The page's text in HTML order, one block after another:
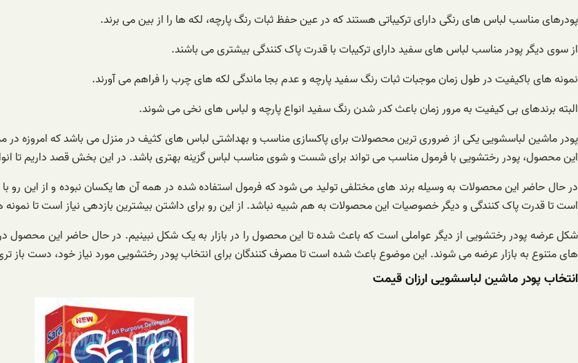
پودرهای مناسب لباس های رنگی دارای ترکیباتی هستند که در عین حفظ ثبات رنگ پارچه، لکه ها را از بین می برند.
از سوی دیگر پودر مناسب لباس های سفید دارای ترکیبات با قدرت پاک کنندگی بیشتری می باشند.
نمونه های باکیفیت در طول زمان موجبات ثبات رنگ سفید پارچه و عدم بجا ماندگی لکه های چرب را فراهم می آورند.
البته برندهای بی کیفیت به مرور زمان باعث کدر شدن رنگ سفید انواع پارچه و لباس های نخی می شوند.
پودر ماشین لباسشویی یکی از ضروری ترین محصولات برای پاکسازی مناسب و بهداشتی لباس های کثیف در منزل می باشد که امروزه در
این محصول، پودر رختشویی با فرمول مناسب می تواند برای شست و شوی مناسب لباس گزینه بهتری باشد. در این بخش قصد داریم تا
در حال حاضر این محصولات به وسیله برند های مختلفی تولید می شود که فرمول استفاده شده در همه آن ها یکسان نبوده و از این رو
است تا قدرت پاک ‌کنندگی و دیگر خصوصیات این محصولات به هم شبیه نباشد. از این رو برای داشتن بیشترین بازدهی نیاز است تا
شکل عرضه پودر رختشویی از دیگر عواملی است که باعث شده تا این محصول را در بازار به یک شکل نبینیم‌. در حال حاضر این محصول
های متنوع به بازار عرضه می شوند. این موضوع باعث شده است تا مصرف کنندگان برای انتخاب پودر رختشویی مورد نیاز خود، دست باز
انتخاب پودر ماشین لباسشویی ارزان قیمت